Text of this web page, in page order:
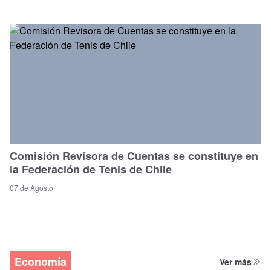
Comisión Revisora de Cuentas se constituye en
la Federación de Tenis de Chile
07 de Agosto
Economía Ver más